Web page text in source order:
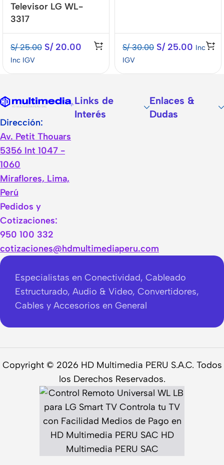
Televisor LG WL-
3317
S/25.00 S/20.00
Inc IGV
S/30.00 S/25.00 Inc
IGV
Dirección:
Av. Petit Thouars
5356 Int 1047 -
1060
Miraflores, Lima,
Perú
Pedidos y
Cotizaciones:
950 100 332
cotizaciones@hdmultimediaperu.com
Links de
Interés
Enlaces &
Dudas
Especialistas en Conectividad, Cableado
Estructurado, Audio & Video, Convertidores,
Cables y Accesorios en General
Copyright © 2026 HD Multimedia PERU S.A.C. Todos
los Derechos Reservados.